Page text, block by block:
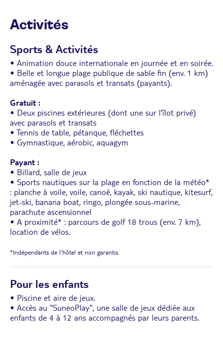
Activités
Sports & Activités
• Animation douce internationale en journée et en soirée.
• Belle et longue plage publique de sable fin (env. 1 km)
aménagée avec parasols et transats (payants).
Gratuit :
• Deux piscines extérieures (dont une sur l’îlot privé)
avec parasols et transats
• Tennis de table, pétanque, fléchettes
• Gymnastique, aérobic, aquagym
Payant :
• Billard, salle de jeux
• Sports nautiques sur la plage en fonction de la météo*
: planche à voile, voile, canoë, kayak, ski nautique, kitesurf,
jet-ski, banana boat, ringo, plongée sous-marine,
parachute ascensionnel
• A proximité* : parcours de golf 18 trous (env. 7 km),
location de vélos.
*Indépendants de l’hôtel et non garantis.
Pour les enfants
• Piscine et aire de jeux.
• Accès au "SuneoPlay", une salle de jeux dédiée aux
enfants de 4 à 12 ans accompagnés par leurs parents.